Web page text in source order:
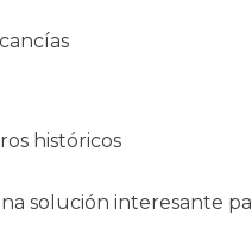
históricos
solución interesante